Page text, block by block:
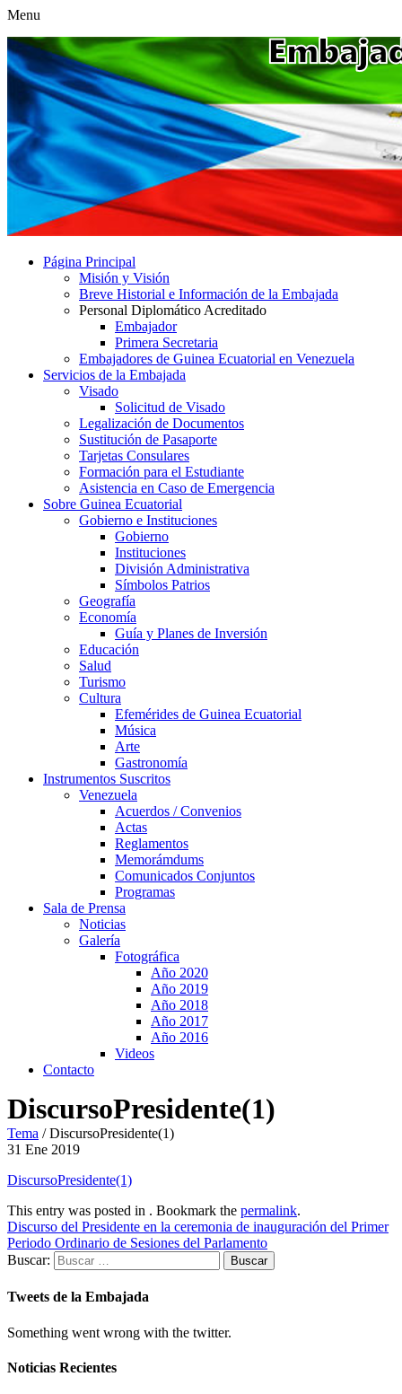
Menu
Página Principal
Misión y Visión
Breve Historial e Información de la Embajada
Personal Diplomático Acreditado
Embajador
Primera Secretaria
Embajadores de Guinea Ecuatorial en Venezuela
Servicios de la Embajada
Visado
Solicitud de Visado
Legalización de Documentos
Sustitución de Pasaporte
Tarjetas Consulares
Formación para el Estudiante
Asistencia en Caso de Emergencia
Sobre Guinea Ecuatorial
Gobierno e Instituciones
Gobierno
Instituciones
División Administrativa
Símbolos Patrios
Geografía
Economía
Guía y Planes de Inversión
Educación
Salud
Turismo
Cultura
Efemérides de Guinea Ecuatorial
Música
Arte
Gastronomía
Instrumentos Suscritos
Venezuela
Acuerdos / Convenios
Actas
Reglamentos
Memorámdums
Comunicados Conjuntos
Programas
Sala de Prensa
Noticias
Galería
Fotográfica
Año 2020
Año 2019
Año 2018
Año 2017
Año 2016
Videos
Contacto
DiscursoPresidente(1)
Tema /DiscursoPresidente(1)
31 Ene 2019
DiscursoPresidente(1)
This entry was posted in . Bookmark the permalink.
Discurso del Presidente en la ceremonia de inauguración del Primer
Periodo Ordinario de Sesiones del Parlamento
Buscar:
Tweets de la Embajada
Something went wrong with the twitter.
Noticias Recientes